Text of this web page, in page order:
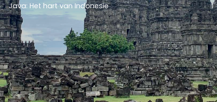
Java: Het hart van Indonesië